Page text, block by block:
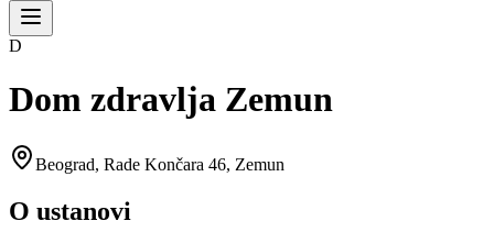
D
Dom zdravlja Zemun
Beograd, Rade Končara 46, Zemun
O ustanovi